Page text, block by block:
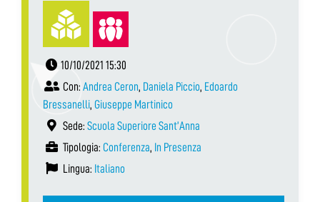
10/10/2021 15:30
Con: Andrea Ceron, Daniela Piccio, Edoardo
Bressanelli, Giuseppe Martinico
Sede: Scuola Superiore Sant’Anna
Tipologia: Conferenza, In Presenza
Lingua: Italiano